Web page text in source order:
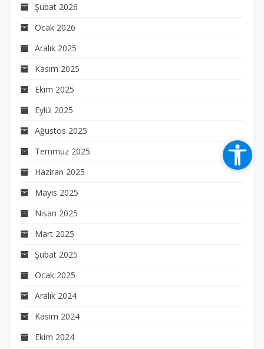
Şubat 2026
Ocak 2026
Aralık 2025
Kasım 2025
Ekim 2025
Eylül 2025
Ağustos 2025
Temmuz 2025
Haziran 2025
Mayıs 2025
Nisan 2025
Mart 2025
Şubat 2025
Ocak 2025
Aralık 2024
Kasım 2024
Ekim 2024